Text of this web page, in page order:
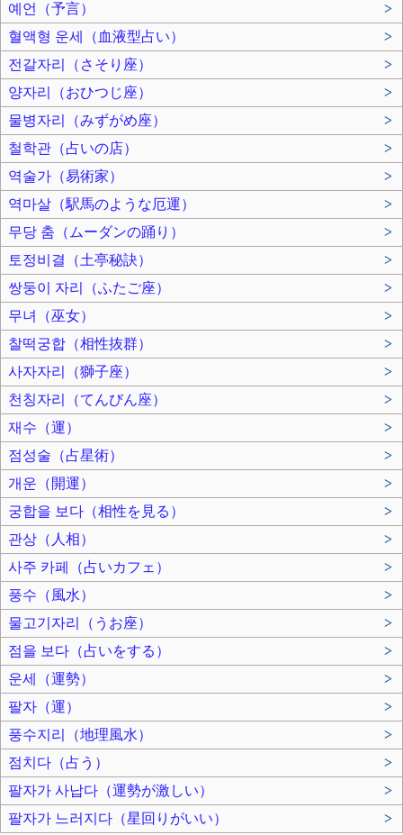
예언（予言）
>
혈액형 운세（血液型占い）
>
전갈자리（さそり座）
>
양자리（おひつじ座）
>
물병자리（みずがめ座）
>
철학관（占いの店）
>
역술가（易術家）
>
역마살（駅馬のような厄運）
>
무당 춤（ムーダンの踊り）
>
토정비결（土亭秘訣）
>
쌍둥이 자리（ふたご座）
>
무녀（巫女）
>
찰떡궁합（相性抜群）
>
사자자리（獅子座）
>
천칭자리（てんびん座）
>
재수（運）
>
점성술（占星術）
>
개운（開運）
>
궁합을 보다（相性を見る）
>
관상（人相）
>
사주 카페（占いカフェ）
>
풍수（風水）
>
물고기자리（うお座）
>
점을 보다（占いをする）
>
운세（運勢）
>
팔자（運）
>
풍수지리（地理風水）
>
점치다（占う）
>
팔자가 사납다（運勢が激しい）
>
팔자가 느러지다（星回りがいい）
>